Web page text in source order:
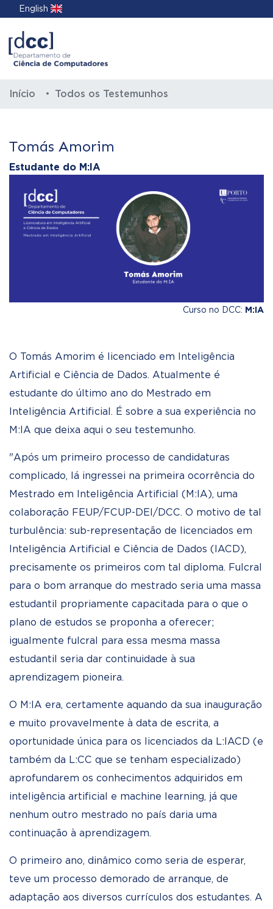
English
Início Todos os Testemunhos
Tomás Amorim
Estudante do M:IA
Curso no DCC: M:IA
O Tomás Amorim é licenciado em Inteligência
Artificial e Ciência de Dados. Atualmente é
estudante do último ano do Mestrado em
Inteligência Artificial. É sobre a sua experiência no
M:IA que deixa aqui o seu testemunho.
"Após um primeiro processo de candidaturas
complicado, lá ingressei na primeira ocorrência do
Mestrado em Inteligência Artificial (M:IA), uma
colaboração FEUP/FCUP-DEI/DCC. O motivo de tal
turbulência: sub-representação de licenciados em
Inteligência Artificial e Ciência de Dados (IACD),
precisamente os primeiros com tal diploma. Fulcral
para o bom arranque do mestrado seria uma massa
estudantil propriamente capacitada para o que o
plano de estudos se proponha a oferecer;
igualmente fulcral para essa mesma massa
estudantil seria dar continuidade à sua
aprendizagem pioneira.
O M:IA era, certamente aquando da sua inauguração
e muito provavelmente à data de escrita, a
oportunidade única para os licenciados da L:IACD (e
também da L:CC que se tenham especializado)
aprofundarem os conhecimentos adquiridos em
inteligência artificial e machine learning, já que
nenhum outro mestrado no país daria uma
continuação à aprendizagem.
O primeiro ano, dinâmico como seria de esperar,
teve um processo demorado de arranque, de
adaptação aos diversos currículos dos estudantes. A